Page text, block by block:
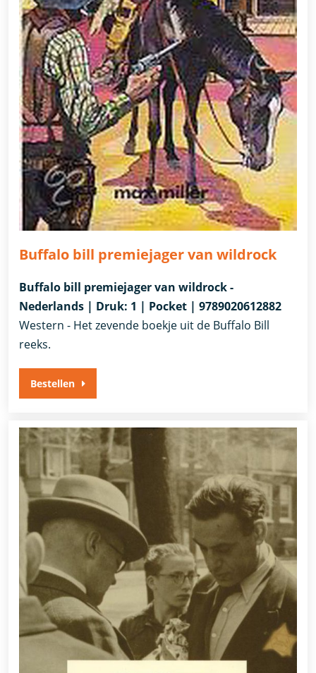
Buffalo bill premiejager van wildrock
Buffalo bill premiejager van wildrock -
Nederlands | Druk: 1 | Pocket | 9789020612882
Western - Het zevende boekje uit de Buffalo Bill
reeks.
Bestellen